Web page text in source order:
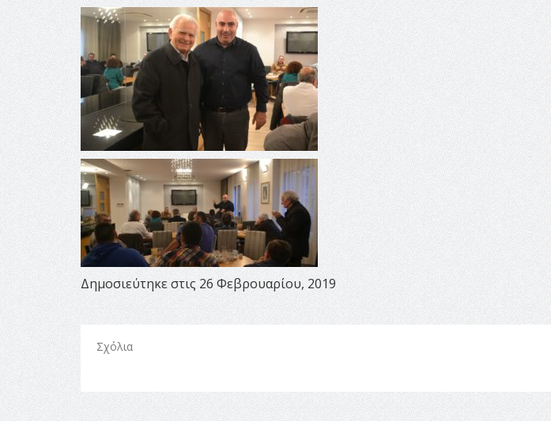
Δημοσιεύτηκε στις 26 Φεβρουαρίου, 2019
Σχόλια